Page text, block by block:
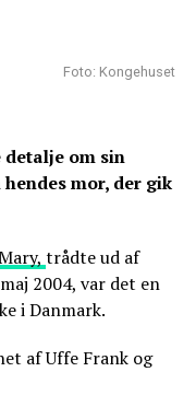
Foto: Kongehuset
om sin
mor, der gik
trådte ud af
2004, var det en
i Danmark.
af Uffe Frank og